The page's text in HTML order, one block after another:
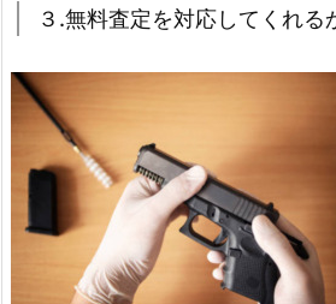
３.無料査定を対応してくれる